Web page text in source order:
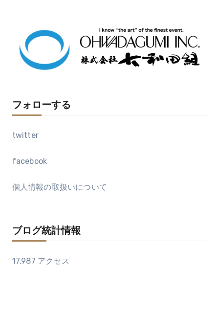
フォローする
twitter
facebook
個人情報の取扱いについて
ブログ統計情報
17,987 アクセス